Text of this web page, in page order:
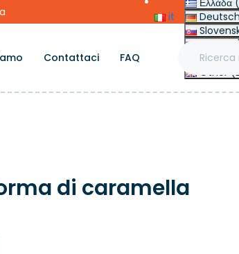
it
Ελλάδα
Other
Contattaci FAQ
di caramella